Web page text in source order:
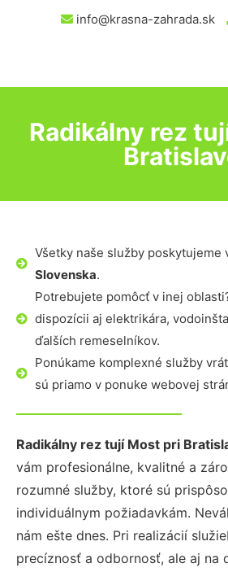
info@krasna-zahrada.sk
Radikálny rez
Všetky naše služby poskytujeme
Slovenska.
Potrebujete pomôcť v inej
dispozícii aj elektrikára,
ďalších remeselníkov.
Ponúkame komplexné služby
sú priamo v ponuke webovej
Radikálny rez tují Most pri
vám profesionálne, kvalitné a
rozumné služby, ktoré sú
individuálnym požiadavkám.
nám ešte dnes. Pri realizácií
precíznosť a odbornosť, ale aj na